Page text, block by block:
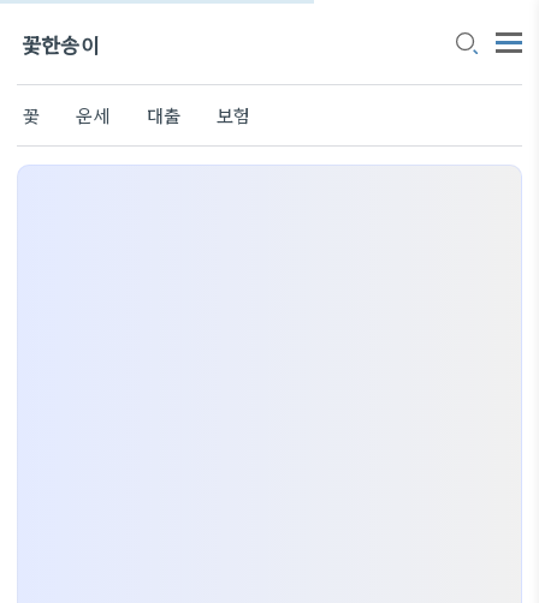
꽃한송이
꽃 운세 대출 보험